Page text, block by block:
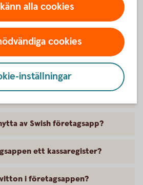
– frågor och
av Swish företagsapp?
ett kassaregister?
i företagsappen?
alla cookies
cookies
inställningar